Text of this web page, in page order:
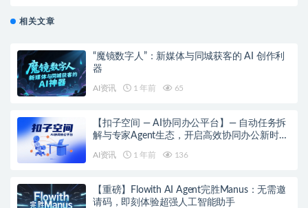
相关文章
“魔镜数字人”：新媒体与同城获客的 AI 创作利
器
AI资讯 1 年前 65
【扣子空间 — AI协同办公平台】— 自动任务拆
解与专家Agent生态，开启高效协同办公新时
AI资讯 1 年前 136
【重磅】Flowith AI Agent完胜Manus：无需邀
请码，即刻体验超强人工智能助手